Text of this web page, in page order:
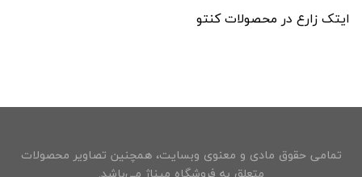
ایتک زارع در محصولات کنتو
تمامی حقوق مادی و معنوی وبسایت، همچنین تصاویر محصولات